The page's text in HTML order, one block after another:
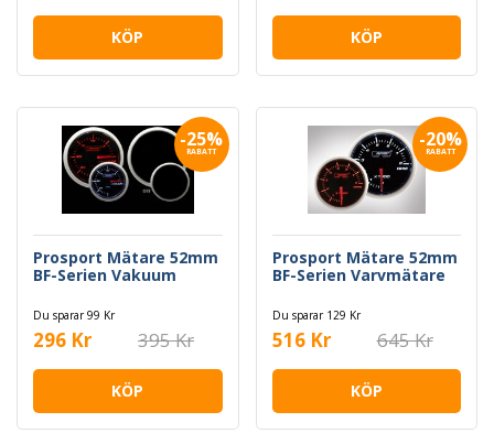
KÖP KÖP
-25%
RABATT
Prosport Mätare 52mm
BF-Serien Vakuum
Du sparar 99 Kr
296 Kr 395 Kr
KÖP
-20%
RABATT
Prosport Mätare 52mm
BF-Serien Varvmätare
Du sparar 129 Kr
516 Kr 645 Kr
KÖP